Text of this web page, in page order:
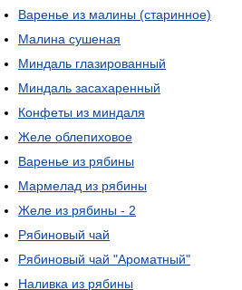
Варенье из малины (старинное)
Малина сушеная
Миндаль глазированный
Миндаль засахаренный
Конфеты из миндаля
Желе облепиховое
Варенье из рябины
Мармелад из рябины
Желе из рябины - 2
Рябиновый чай
Рябиновый чай "Ароматный"
Наливка из рябины